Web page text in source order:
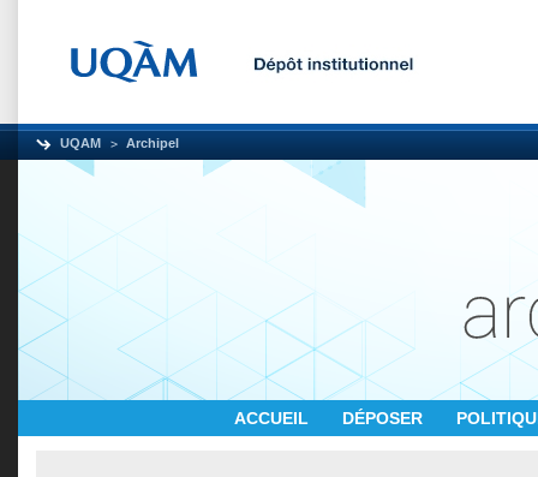
UQAM Archipel
ACCUEIL DÉPOSER